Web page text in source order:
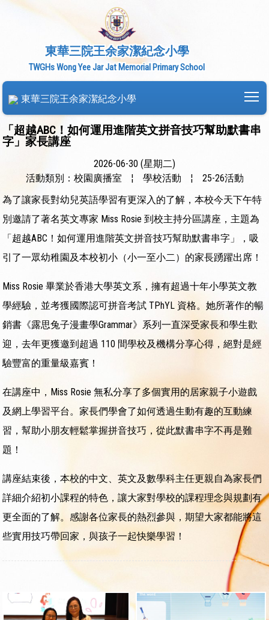
東華三院王余家潔紀念小學
TWGHs Wong Yee Jar Jat Memorial Primary School
東華三院王余家潔紀念小學
「超越ABC！如何運用進階英文拼音技巧幫助默書串
字」家長講座
2026-06-30 (星期二)
活動類別：校園廣播室
¦ 學校活動 ¦
25-26活動
為了讓家長對幼兒英語學習有更深入的了解，本校今天下午特
別邀請了著名英文專家 Miss Rosie 到校主持分區講座，主題為
「超越ABC！如何運用進階英文拼音技巧幫助默書串字」，吸
引了一眾幼稚園及本校初小（小一至小二）的家長踴躍出席！
Miss Rosie 畢業於香港大學英文系，擁有超過十年小學英文教
學經驗，並考獲國際認可拼音考試 TPhYL 資格。她所著作的暢
銷書《露思兔子漫畫學Grammar》系列一直深受家長和學生歡
迎，去年更獲邀到超過 110 間學校及機構分享心得，絕對是經
驗豐富的重量級嘉賓！
在講座中，Miss Rosie 無私分享了多個實用的居家親子小遊戲
及網上學習平台。家長們學會了如何透過生動有趣的互動練
習，幫助小朋友輕鬆掌握拼音技巧，從此默書串字不再是難
題！
講座結束後，本校的中文、英文及數學科主任更親自為家長們
詳細介紹初小課程的特色，讓大家對學校的課程理念與規劃有
更全面的了解。感謝各位家長的熱烈參與，期望大家都能將這
些實用技巧帶回家，與孩子一起快樂學習！